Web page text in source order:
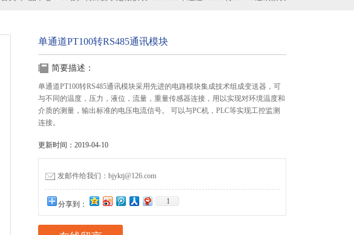
单通道PT100转RS485通讯模块
简要描述：
单通道PT100转RS485通讯模块采用先进的电路模块集成技术组成变送器，可
与不同的温度，压力，液位，流量，重量传感器连接，用以实现对环境温度和
介质的测量，输出标准的电压电流信号。 可以与PC机，PLC等实现工控监测
连接。
更新时间：2019-04-10
发邮件给我们：bjyktj@126.com
分享到： 1